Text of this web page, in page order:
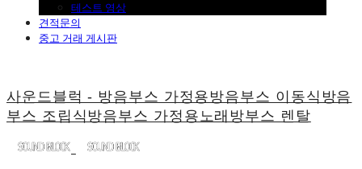
테스트 영상
견적문의
중고 거래 게시판
사운드블럭 - 방음부스 가정용방음부스 이동식방음
부스 조립식방음부스 가정용노래방부스 렌탈